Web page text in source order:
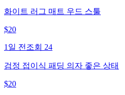
화이트 러그 매트 우드 스툴
$20
1일 전 조회 24
검정 접이식 패딩 의자 좋은 상태
$20